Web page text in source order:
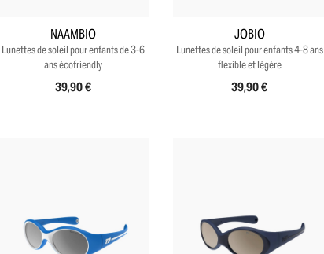
NAAMBIO
Lunettes de soleil pour enfants de 3-6
ans écofriendly
39,90 €
JOBIO
Lunettes de soleil pour enfants 4-8 ans
flexible et légère
39,90 €